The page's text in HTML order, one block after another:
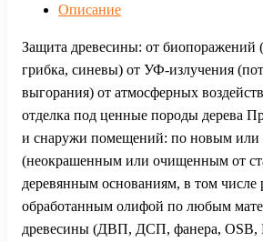
Описание
Защита древесины: от биопоражений
грибка, синевы) от УФ-излучения
выгорания) от атмосферных
отделка под ценные породы дерева
и снаружи помещений: по новым или
(неокрашенным или очищенным от
деревянным основаниям, в том числе
обработанным олифой по любым
древесины (ДВП, ДСП, фанера, OSB,